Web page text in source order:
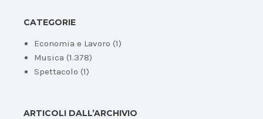
CATEGORIE
Economia e Lavoro (1)
Musica (1.378)
Spettacolo (1)
ARTICOLI DALL’ARCHIVIO